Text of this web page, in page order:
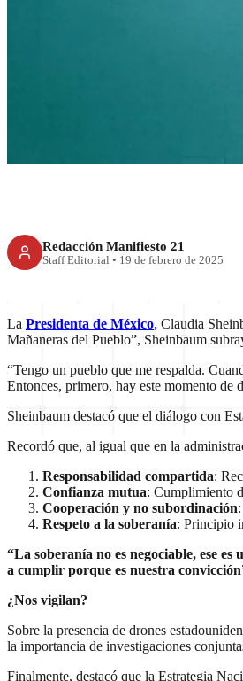
Redacción Manifiesto 21
Staff Editorial • 19 de febrero de 2025
La Presidenta de México, Claudia
Mañaneras del Pueblo”, Sheinbaum
“Tengo un pueblo que me respalda.
Entonces, primero, hay este momento de
Sheinbaum destacó que el diálogo con
Recordó que, al igual que en la
Responsabilidad compartida:
Confianza mutua: Cumplimiento
Cooperación y no subordinación
Respeto a la soberanía: Principio
“La soberanía no es negociable, ese
a cumplir porque es nuestra
¿Nos vigilan?
Sobre la presencia de drones
la importancia de investigaciones
Finalmente, destacó que la Estrategia